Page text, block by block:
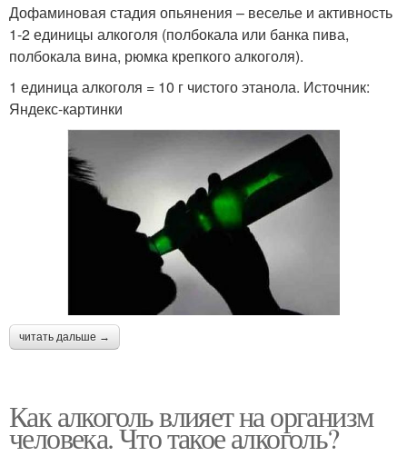
Дофаминовая стадия опьянения – веселье и активность
1-2 единицы алкоголя (полбокала или банка пива,
полбокала вина, рюмка крепкого алкоголя).
1 единица алкоголя = 10 г чистого этанола. Источник:
Яндекс-картинки
читать дальше →
Как алкоголь влияет на организм
человека. Что такое алкоголь?